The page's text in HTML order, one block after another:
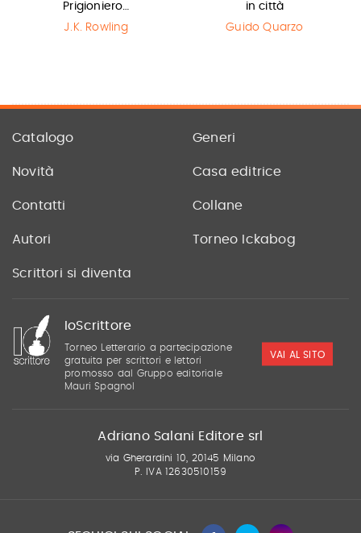
Prigioniero…
J.K. Rowling
in città
Guido Quarzo
Catalogo Generi
Novità Casa editrice
Contatti Collane
Autori Torneo Ickabog
Scrittori si diventa
IoScrittore
Torneo Letterario a partecipazione
gratuita per scrittori e lettori
promosso dal Gruppo editoriale
Mauri Spagnol
VAI AL SITO
Adriano Salani Editore srl
via Gherardini 10, 20145 Milano
P. IVA 12630510159